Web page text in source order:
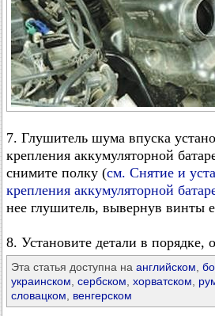
7. Глушитель шума впуска
крепления аккумуляторной
снимите полку (см. Снятие и
крепления аккумуляторной
нее глушитель, вывернув винты
8. Установите детали в порядке,
Эта статья доступна на английском
украинском сербском хорватском
словацком
венгерском